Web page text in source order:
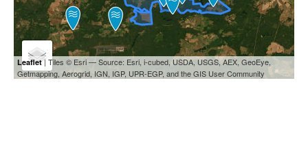
Leaflet| Tiles © Esri — Source: Esri, i-cubed, USDA, USGS, AEX, GeoEye,
Getmapping, Aerogrid, IGN, IGP, UPR-EGP, and the GIS User Community